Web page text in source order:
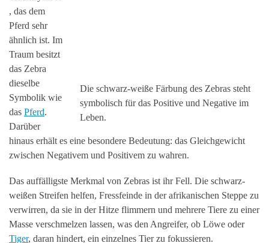
Die schwarz-weiße Färbung des Zebras steht
symbolisch für das Positive und Negative im
Leben.
, das dem
Pferd sehr
ähnlich ist. Im
Traum besitzt
das Zebra
dieselbe
Symbolik wie
das Pferd.
Darüber
hinaus erhält es eine besondere Bedeutung: das Gleichgewicht
zwischen Negativem und Positivem zu wahren.
Das auffälligste Merkmal von Zebras ist ihr Fell. Die schwarz-
weißen Streifen helfen, Fressfeinde in der afrikanischen Steppe zu
verwirren, da sie in der Hitze flimmern und mehrere Tiere zu einer
Masse verschmelzen lassen, was den Angreifer, ob Löwe oder
Tiger, daran hindert, ein einzelnes Tier zu fokussieren.